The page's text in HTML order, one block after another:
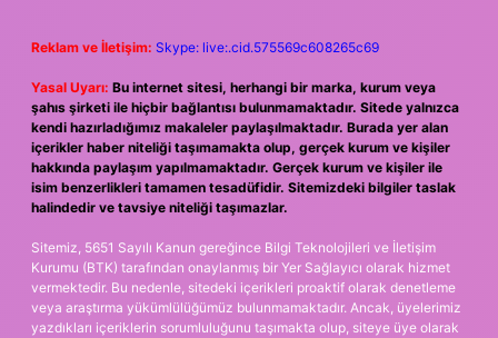
Reklam ve İletişim: Skype: live:.cid.575569c608265c69
Yasal Uyarı: Bu internet sitesi, herhangi bir marka, kurum veya
şahıs şirketi ile hiçbir bağlantısı bulunmamaktadır. Sitede yalnızca
kendi hazırladığımız makaleler paylaşılmaktadır. Burada yer alan
içerikler haber niteliği taşımamakta olup, gerçek kurum ve kişiler
hakkında paylaşım yapılmamaktadır. Gerçek kurum ve kişiler ile
isim benzerlikleri tamamen tesadüfidir. Sitemizdeki bilgiler taslak
halindedir ve tavsiye niteliği taşımazlar.
Sitemiz, 5651 Sayılı Kanun gereğince Bilgi Teknolojileri ve İletişim
Kurumu (BTK) tarafından onaylanmış bir Yer Sağlayıcı olarak hizmet
vermektedir. Bu nedenle, sitedeki içerikleri proaktif olarak denetleme
veya araştırma yükümlülüğümüz bulunmamaktadır. Ancak, üyelerimiz
yazdıkları içeriklerin sorumluluğunu taşımakta olup, siteye üye olarak